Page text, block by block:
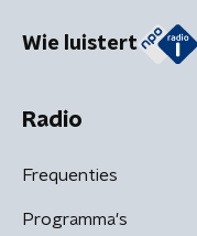
Wie luistert
Radio
Frequenties
Programma's